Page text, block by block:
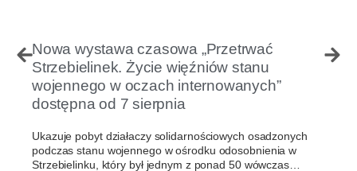
Nowa wystawa czasowa „Przetrwać
Strzebielinek. Życie więźniów stanu
wojennego w oczach internowanych”
dostępna od 7 sierpnia
Ukazuje pobyt działaczy solidarnościowych osadzonych
podczas stanu wojennego w ośrodku odosobnienia w
Strzebielinku, który był jednym z ponad 50 wówczas